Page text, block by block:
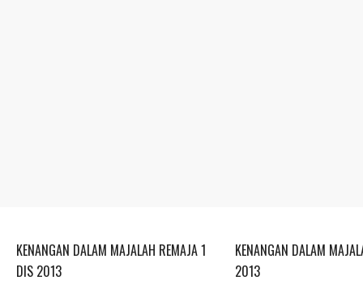
KENANGAN DALAM MAJALAH REMAJA 1
DIS 2013
KENANGAN DALAM
2013